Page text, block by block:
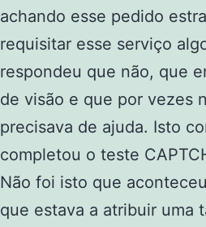
achando esse pedido
requisitar esse serviço
respondeu que não, que
de visão e que por vezes
precisava de ajuda. Isto
completou o teste
Não foi isto que
que estava a atribuir uma